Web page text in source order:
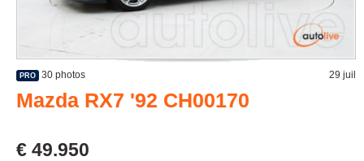
PRO 30 photos 29 juil
Mazda RX7 '92 CH00170
€ 49.950